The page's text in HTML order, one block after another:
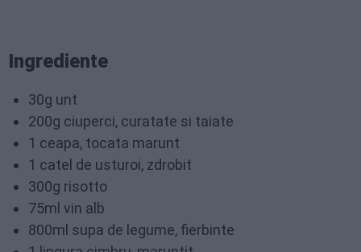
Ingrediente
30g unt
200g ciuperci, curatate si taiate
1 ceapa, tocata marunt
1 catel de usturoi, zdrobit
300g risotto
75ml vin alb
800ml supa de legume, fierbinte